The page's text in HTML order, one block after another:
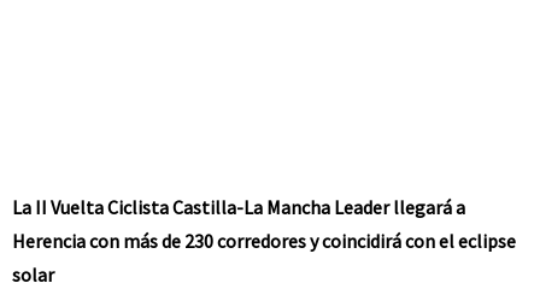
La II Vuelta Ciclista Castilla-La Mancha Leader llegará a
Herencia con más de 230 corredores y coincidirá con el eclipse
solar